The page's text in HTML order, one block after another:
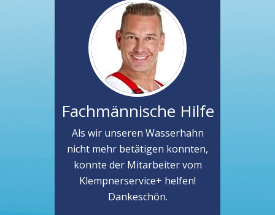
Fachmännische Hilfe
Als wir unseren Wasserhahn
nicht mehr betätigen konnten,
konnte der Mitarbeiter vom
Klempnerservice+ helfen!
Dankeschön.